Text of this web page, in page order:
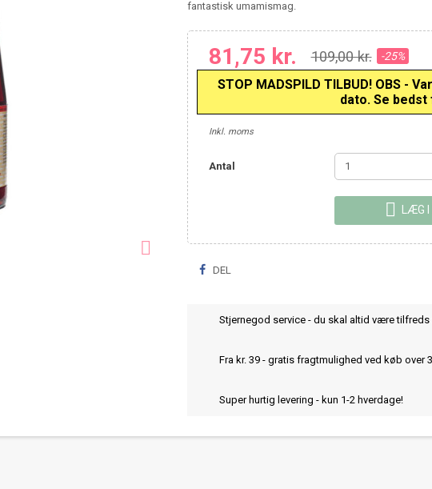

fantastisk umamismag.
81,75 kr. 109,00 kr. -25%
STOP MADSPILD TILBUD! OBS -
dato. Se
Inkl. moms
Antal
 LÆG
DEL
Stjernegod service - du skal altid være tilfreds
Fra kr. 39 - gratis fragtmulighed ved køb over
Super hurtig levering - kun 1-2 hverdage!